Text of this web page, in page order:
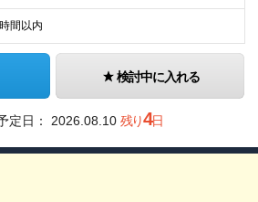
間以内
検討中に入れる
定日： 2026.08.10 残り4日